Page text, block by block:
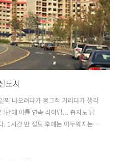
도시
찍 나오려다가 뭉그적 거리다가 생각
만에 이틀 연속 라이딩... 춥지도 덥
. 1시간 반 정도 후에는 어두워지는데
면 조금 늦게 나와도 해가 기니까